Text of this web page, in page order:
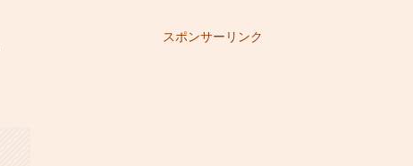
スポンサーリンク